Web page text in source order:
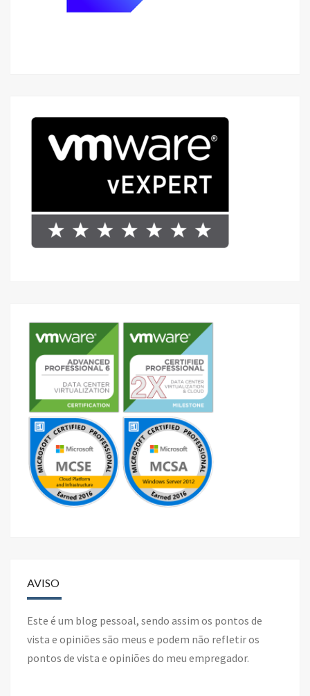
AVISO
Este é um blog pessoal, sendo assim os pontos de
vista e opiniões são meus e podem não refletir os
pontos de vista e opiniões do meu empregador.